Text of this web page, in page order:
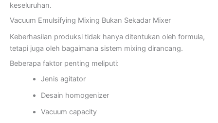
keseluruhan.
Vacuum Emulsifying Mixing Bukan Sekadar Mixer
Keberhasilan produksi tidak hanya ditentukan oleh formula,
tetapi juga oleh bagaimana sistem mixing dirancang.
Beberapa faktor penting meliputi:
Jenis agitator
Desain homogenizer
Vacuum capacity